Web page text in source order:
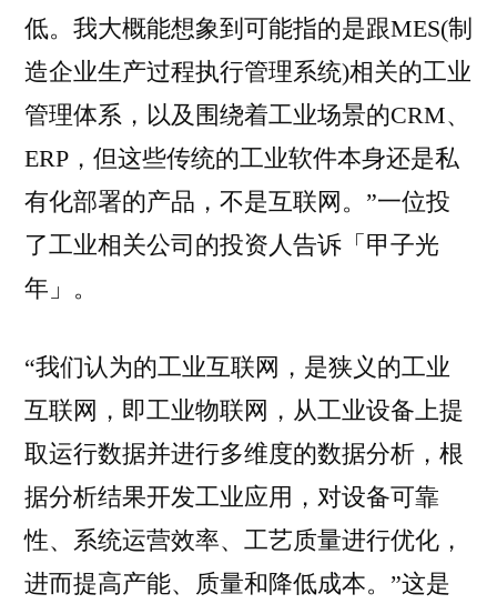
低。我大概能想象到可能指的是跟MES(制
造企业生产过程执行管理系统)相关的工业
管理体系，以及围绕着工业场景的CRM、
ERP，但这些传统的工业软件本身还是私
有化部署的产品，不是互联网。”一位投
了工业相关公司的投资人告诉「甲子光
年」。
“我们认为的工业互联网，是狭义的工业
互联网，即工业物联网，从工业设备上提
取运行数据并进行多维度的数据分析，根
据分析结果开发工业应用，对设备可靠
性、系统运营效率、工艺质量进行优化，
进而提高产能、质量和降低成本。”这是